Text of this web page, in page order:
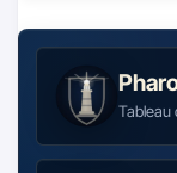
Tableau